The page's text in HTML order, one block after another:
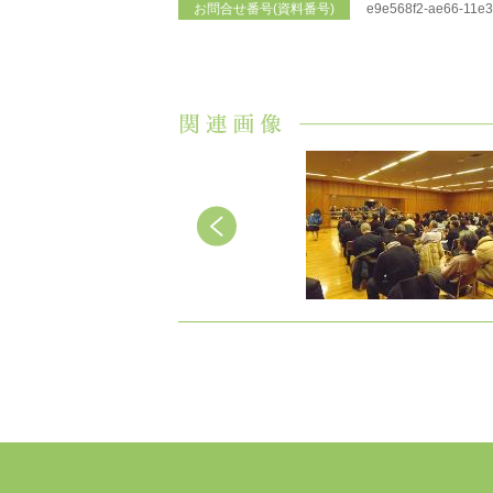
お問合せ番号(資料番号) e9e568f2-ae66-